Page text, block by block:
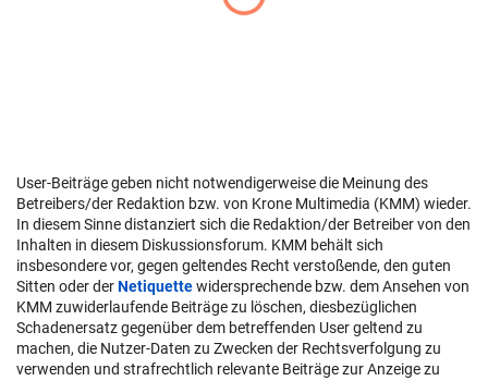
User-Beiträge geben nicht notwendigerweise die Meinung des
Betreibers/der Redaktion bzw. von Krone Multimedia (KMM) wieder.
In diesem Sinne distanziert sich die Redaktion/der Betreiber von den
Inhalten in diesem Diskussionsforum. KMM behält sich
insbesondere vor, gegen geltendes Recht verstoßende, den guten
Sitten oder derNetiquettewidersprechende bzw. dem Ansehen von
KMM zuwiderlaufende Beiträge zu löschen, diesbezüglichen
Schadenersatz gegenüber dem betreffenden User geltend zu
machen, die Nutzer-Daten zu Zwecken der Rechtsverfolgung zu
verwenden und strafrechtlich relevante Beiträge zur Anzeige zu